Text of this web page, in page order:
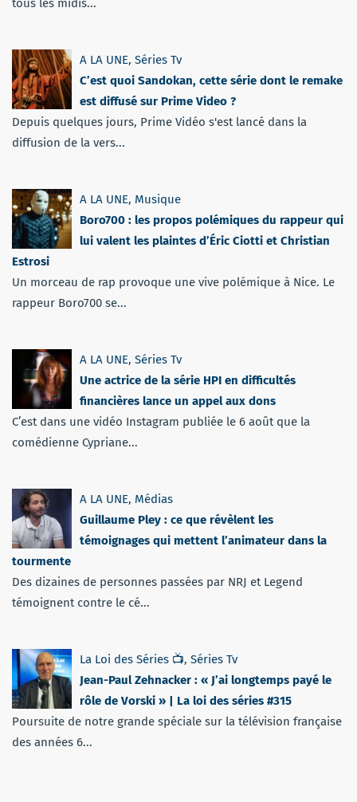
tous les midis...
A LA UNE, Séries Tv
C’est quoi Sandokan, cette série dont le remake
est diffusé sur Prime Video ?
Depuis quelques jours, Prime Vidéo s'est lancé dans la
diffusion de la vers...
A LA UNE, Musique
Boro700 : les propos polémiques du rappeur qui
lui valent les plaintes d’Éric Ciotti et Christian
Estrosi
Un morceau de rap provoque une vive polémique à Nice. Le
rappeur Boro700 se...
A LA UNE, Séries Tv
Une actrice de la série HPI en difficultés
financières lance un appel aux dons
C’est dans une vidéo Instagram publiée le 6 août que la
comédienne Cypriane...
A LA UNE, Médias
Guillaume Pley : ce que révèlent les
témoignages qui mettent l’animateur dans la
tourmente
Des dizaines de personnes passées par NRJ et Legend
témoignent contre le cé...
La Loi des Séries 📺, Séries Tv
Jean-Paul Zehnacker : « J’ai longtemps payé le
rôle de Vorski » | La loi des séries #315
Poursuite de notre grande spéciale sur la télévision française
des années 6...